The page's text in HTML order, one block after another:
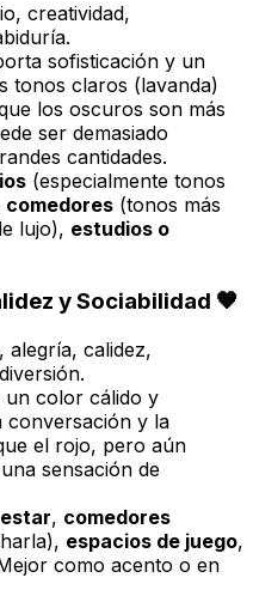
creatividad,
sofisticación y un
tonos claros (lavanda)
los oscuros son más
ser demasiado
cantidades.
(especialmente tonos
comedores (tonos más
lujo), estudios o
y Sociabilidad 🧡
alegría, calidez,
un color cálido y
conversación y la
el rojo, pero aún
sensación de
, comedores
espacios de juego,
como acento o en